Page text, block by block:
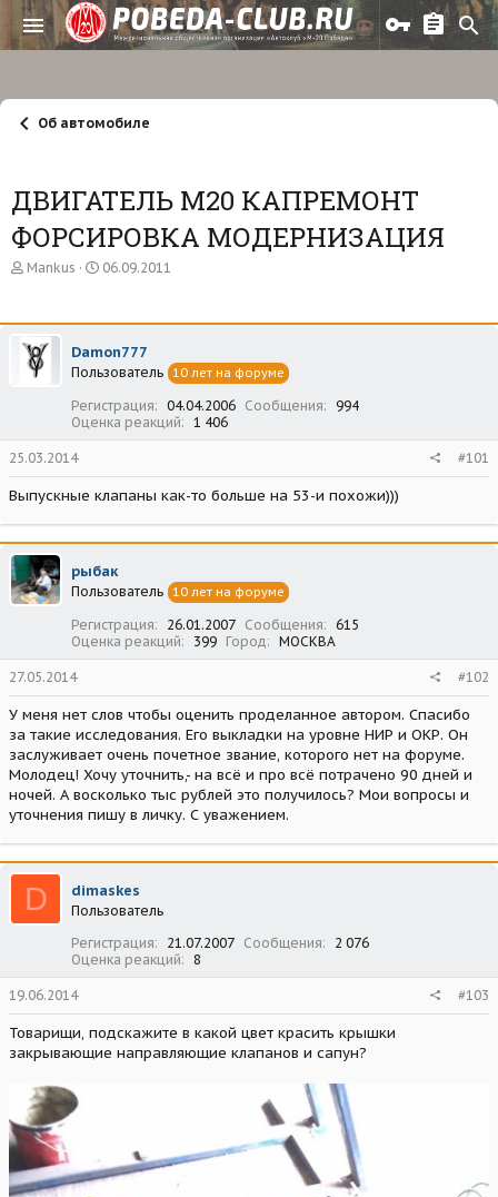
Об автомобиле
ДВИГАТЕЛЬ М20 КАПРЕМОНТ
ФОРСИРОВКА МОДЕРНИЗАЦИЯ
А
о
т
е
Mankus
Д
а
а
ч
л
а
06.09.2011
Damon777
Пользователь 10 лет на форуме
Регистрация 04.04.2006 Сообщения
994
Оценка реакций
1 406
25.03.2014 #101
Выпускные клапаны как-то больше на 53-и похожи)))
рыбак
Пользователь 10 лет на форуме
Регистрация 26.01.2007 Сообщения
615
Оценка реакций
399 Город МОСКВА
27.05.2014 #102
У меня нет слов чтобы оценить проделанное автором. Спасибо
за такие исследования. Его выкладки на уровне НИР и ОКР. Он
заслуживает очень почетное звание, которого нет на форуме.
Молодец! Хочу уточнить,- на всё и про всё потрачено 90 дней и
ночей. А восколько тыс рублей это получилось? Мои вопросы и
уточнения пишу в личку. С уважением.
D dimaskes
Пользователь
Регистрация
21.07.2007 Сообщения
2 076
Оценка реакций
8
19.06.2014 #103
Товарищи, подскажите в какой цвет красить крышки
закрывающие направляющие клапанов и сапун?